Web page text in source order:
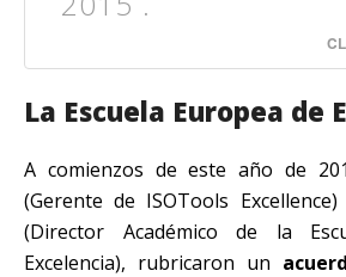
La Escuela Europea de
A comienzos de este año de
(Gerente de ISOTools
(Director Académico de la
Excelencia), rubricaron un